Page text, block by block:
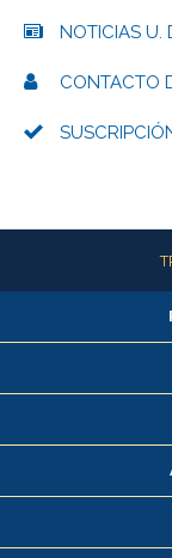
NOTICIAS U.
CONTACTO
Más